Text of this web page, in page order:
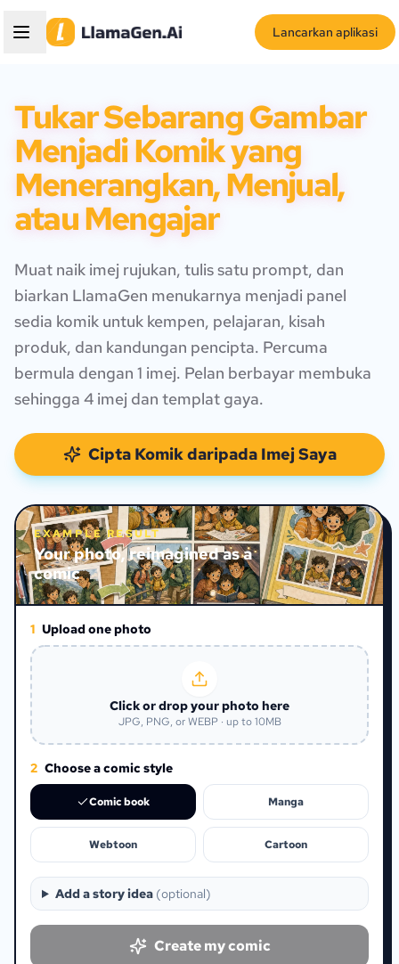
Lancarkan aplikasi
Tukar Sebarang Gambar
Menjadi Komik yang
Menerangkan, Menjual,
atau Mengajar
Muat naik imej rujukan, tulis satu prompt, dan
biarkan LlamaGen menukarnya menjadi panel
sedia komik untuk kempen, pelajaran, kisah
produk, dan kandungan pencipta. Percuma
bermula dengan 1 imej. Pelan berbayar membuka
sehingga 4 imej dan templat gaya.
Cipta Komik daripada Imej Saya
EXAMPLE RESULT
Your photo, reimagined as a
comic
1 Upload one photo
Click or drop your photo here
JPG, PNG, or WEBP · up to 10MB
2 Choose a comic style
Comic book Manga
Webtoon Cartoon
Add a story idea (optional)
Create my comic